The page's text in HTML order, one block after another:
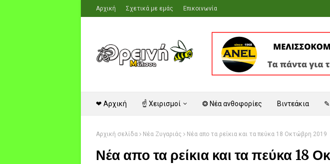
Αρχική Σχετικά με εμάς Επικοινωνία
❤ Αρχική ☝ Χειρισμοί ❂ Νέα ανθοφορίες Βιντεάκια ✎
Αρχική σελίδα Νέα Ζυγαριάς Νέα απο τα ρείκια και τα πεύκα 18 Οκτώβρη 2019
Νέα απο τα ρείκια και τα πεύκα 18